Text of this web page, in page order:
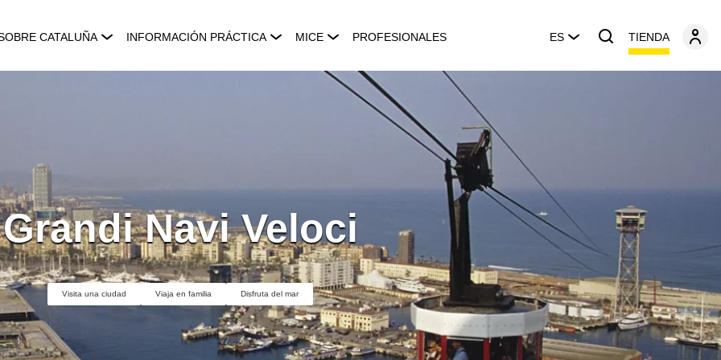
CATALUÑA INFORMACIÓN PRÁCTICA MICE PROFESIONALES ES TIENDA
Grandi Navi Veloci
Visita una ciudad Viaja en familia Disfruta del mar